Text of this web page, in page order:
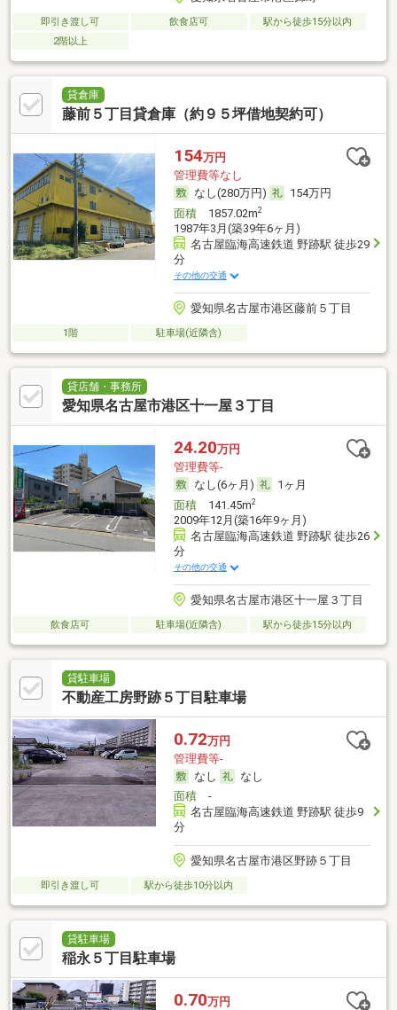
即引き渡し可 飲食店可
駅から徒歩15分以内
2階以上
貸倉庫
藤前５丁目貸倉庫（約９５坪借地契約可）
154万円
管理費等なし
なし(280万円)
154万円
面積1857.02m2
1987年3月(築39年6ヶ月)
名古屋臨海高速鉄道 野跡駅 徒歩29
分
その他の交通
愛知県名古屋市港区藤前５丁目
1階 駐車場(近隣含)
貸店舗・事務所
愛知県名古屋市港区十一屋３丁目
24.20万円
管理費等-
なし(6ヶ月)
1ヶ月
面積141.45m2
2009年12月(築16年9ヶ月)
名古屋臨海高速鉄道 野跡駅 徒歩26
分
その他の交通
愛知県名古屋市港区十一屋３丁目
飲食店可 駐車場(近隣含) 駅から徒歩15分以内
貸駐車場
不動産工房野跡５丁目駐車場
0.72万円
管理費等-
なし
なし
面積-
名古屋臨海高速鉄道 野跡駅 徒歩9
分
愛知県名古屋市港区野跡５丁目
即引き渡し可 駅から徒歩10分以内
貸駐車場
稲永５丁目駐車場
0.70万円